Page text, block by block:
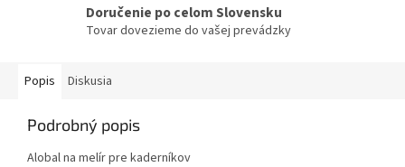
Doručenie po celom Slovensku
Tovar dovezieme do vašej prevádzky
Popis Diskusia
Podrobný popis
Alobal na melír pre kaderníkov